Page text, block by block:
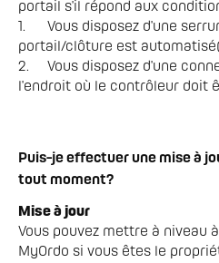
portail s'il répond aux
1.	Vous disposez d'une serrure électronique et votre
portail/clôture est
2.	Vous disposez d'une connexion Internet câblée à
l'endroit où le contrôleur doit
Puis-je effectuer une mise à
tout moment?
Mise à jour
Vous pouvez mettre à niveau
MyOrdo si vous êtes le